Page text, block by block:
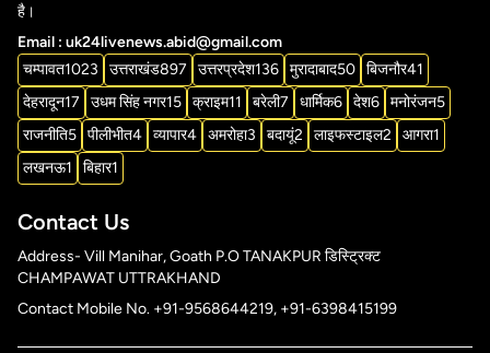
है।
Email : uk24livenews.abid@gmail.com
चम्पावत1023 उत्तराखंड897 उत्तरप्रदेश136 मुरादाबाद50 बिजनौर41
देहरादून17 उधम सिंह नगर15 क्राइम11 बरेली7 धार्मिक6 देश6 मनोरंजन5
राजनीति5 पीलीभीत4 व्यापार4 अमरोहा3 बदायूं2 लाइफस्टाइल2 आगरा1
लखनऊ1 बिहार1
Contact Us
Address- Vill Manihar, Goath P.O TANAKPUR डिस्ट्रिक्ट
CHAMPAWAT UTTRAKHAND
Contact Mobile No. +91-9568644219, +91-6398415199